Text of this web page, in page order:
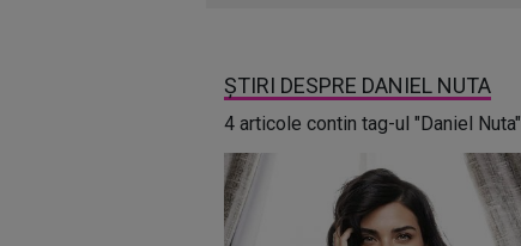
ȘTIRI DESPRE DANIEL NUTA
4 articole contin tag-ul "Daniel Nuta"